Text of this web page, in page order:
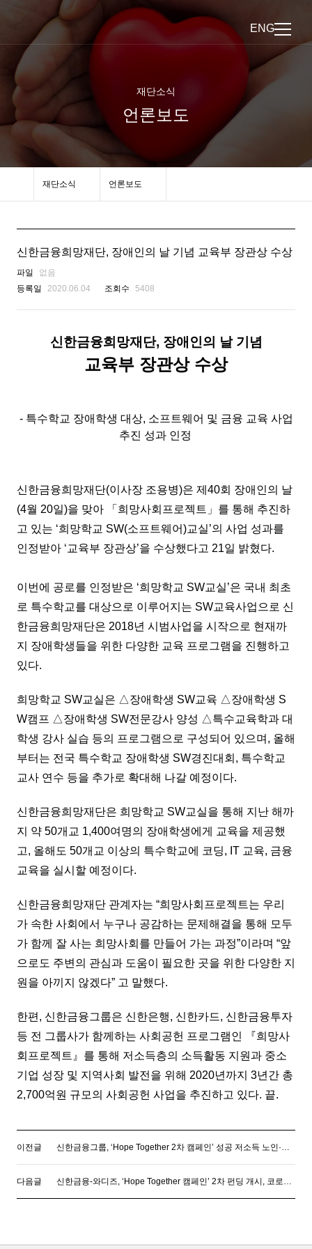
ENG
재단소식
언론보도
재단소식 언론보도
신한금융희망재단, 장애인의 날 기념 교육부 장관상 수상
파일
없음
등록일
2020.06.04 조회수 5408
신한금융희망재단, 장애인의 날 기념
교육부 장관상 수상
- 특수학교 장애학생 대상, 소프트웨어 및 금융 교육 사업
추진 성과 인정​
신한금융희망재단(이사장 조용병)은 제40회 장애인의 날
(4월 20일)을 맞아 「희망사회프로젝트」를 통해 추진하
고 있는 ‘희망학교 SW(소프트웨어)교실’의 사업 성과를
인정받아 ‘교육부 장관상’을 수상했다고 21일 밝혔다.
이번에 공로를 인정받은 ‘희망학교 SW교실’은 국내 최초
로 특수학교를 대상으로 이루어지는 SW교육사업으로 신
한금융희망재단은 2018년 시범사업을 시작으로 현재까
지 장애학생들을 위한 다양한 교육 프로그램을 진행하고
있다.
희망학교 SW교실은 △장애학생 SW교육 △장애학생 S
W캠프 △장애학생 SW전문강사 양성 △특수교육학과 대
학생 강사 실습 등의 프로그램으로 구성되어 있으며, 올해
부터는 전국 특수학교 장애학생 SW경진대회, 특수학교
교사 연수 등을 추가로 확대해 나갈 예정이다.
신한금융희망재단은 희망학교 SW교실을 통해 지난 해까
지 약 50개교 1,400여명의 장애학생에게 교육을 제공했
고, 올해도 50개교 이상의 특수학교에 코딩, IT 교육, 금융
교육을 실시할 예정이다.
신한금융희망재단 관계자는 “희망사회프로젝트는 우리
가 속한 사회에서 누구나 공감하는 문제해결을 통해 모두
가 함께 잘 사는 희망사회를 만들어 가는 과정”이라며 “앞
으로도 주변의 관심과 도움이 필요한 곳을 위한 다양한 지
원을 아끼지 않겠다” 고 말했다.
한편, 신한금융그룹은 신한은행, 신한카드, 신한금융투자
등 전 그룹사가 함께하는 사회공헌 프로그램인 『희망사
회프로젝트』를 통해 저소득층의 소득활동 지원과 중소
기업 성장 및 지역사회 발전을 위해 2020년까지 3년간 총
2,700억원 규모의 사회공헌 사업을 추진하고 있다. 끝.
이전글 신한금융그룹, ‘Hope Together 2차 캠페인’ 성공 저소득 노인·장애인 가구에 ‘희망상자’ 전달
다음글 신한금융-와디즈, ‘Hope Together 캠페인’ 2차 펀딩 개시, 코로나19 피해 자영업자 및 소외계층 지원 박차!!